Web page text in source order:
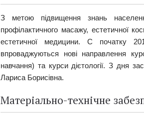
З метою підвищення знань
профілактичного масажу, естетичної
естетичної медицини. С початку
впроваджуються нові направлення
навчання) та курси дієтології. З дня
Лариса Борисівна.
Матеріально-технічне